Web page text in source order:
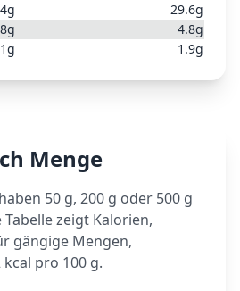
g 29.6g
8g 4.8g
g 1.9g
Menge
50 g, 200 g oder 500 g
Tabelle zeigt Kalorien,
gängige Mengen,
kcal pro 100 g.